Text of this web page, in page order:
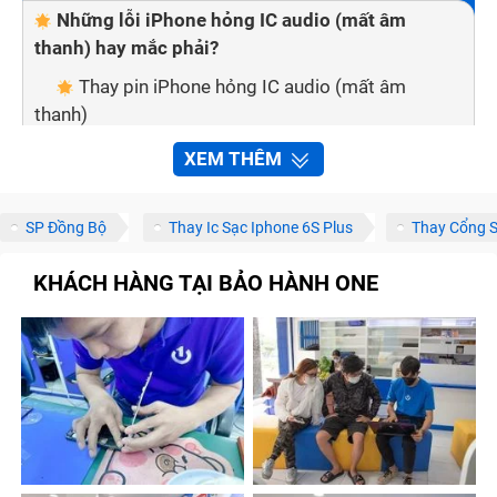
Những lỗi iPhone hỏng IC audio (mất âm
thanh) hay mắc phải?
Thay pin iPhone hỏng IC audio (mất âm
thanh)
Thay màn hình iPhone hỏng IC audio (mất âm
Thay mặt kính cảm ứng iPhone hỏng IC audio
Thay vỏ iPhone hỏng IC audio (mất âm thanh)
Thay mic iPhone hỏng IC audio (mất âm
thanh)
Thay main iPhone hỏng IC audio (mất âm
thanh)
An tâm về dịch vụ khi sửa chữa iPhone hỏng IC
audio (mất âm thanh) tại Trung Tâm Bảo Hành
XEM THÊM
SP Đồng Bộ Thay Ic Sạc Iphone 6S Plus Thay Cổng
KHÁCH HÀNG TẠI BẢO HÀNH ONE